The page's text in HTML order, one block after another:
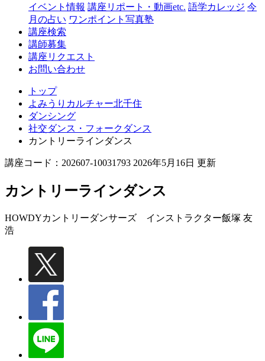
イベント情報 講座リポート・動画etc. 語学カレッジ 今
月の占い ワンポイント写真塾
講座検索
講師募集
講座リクエスト
お問い合わせ
トップ
よみうりカルチャー北千住
ダンシング
社交ダンス・フォークダンス
カントリーラインダンス
講座コード：202607-10031793 2026年5月16日 更新
カントリーラインダンス
HOWDYカントリーダンサーズ インストラクター飯塚 友
浩